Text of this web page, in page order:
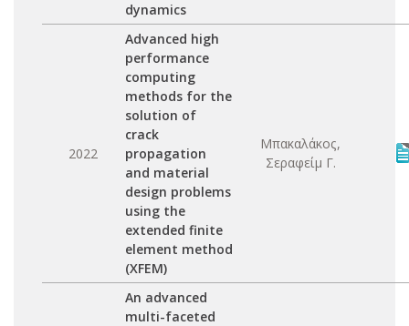
dynamics
2022
Advanced high
performance
computing
methods for the
solution of
crack
propagation
and material
design problems
using the
extended finite
element method
(XFEM)
Μπακαλάκος,
Σεραφείμ Γ.
An advanced
multi-faceted